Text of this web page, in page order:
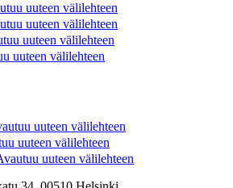
uuteen välilehteen
uuteen välilehteen
uuteen välilehteen
uuteen välilehteen
uuteen välilehteen
uuteen välilehteen
uuteen välilehteen